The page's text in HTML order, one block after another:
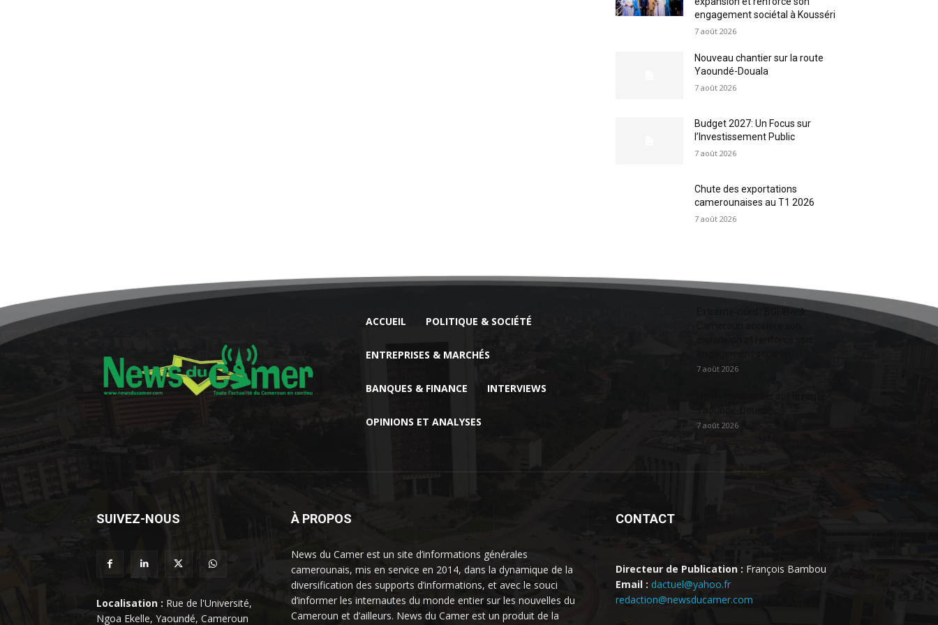
engagement sociétal à Kousséri
7 août 2026
Nouveau chantier sur la route
Yaoundé-Douala
7 août 2026
Budget 2027: Un Focus sur
l’Investissement Public
7 août 2026
Chute des exportations
camerounaises au T1 2026
7 août 2026
ACCUEIL POLITIQUE & SOCIÉTÉ
ENTREPRISES & MARCHÉS
BANQUES & FINANCE INTERVIEWS
OPINIONS ET ANALYSES
Extrême-nord : BGFIBank
7 août 2026
7 août 2026
SUIVEZ-NOUS
Localisation : Rue de l'Université,
Ngoa Ekelle, Yaoundé, Cameroun
À PROPOS
News du Camer est un site d’informations générales
camerounais, mis en service en 2014, dans la dynamique de la
diversification des supports d’informations, et avec le souci
d’informer les internautes du monde entier sur les nouvelles du
Cameroun et d’ailleurs. News du Camer est un produit de la
CONTACT
Directeur de Publication : François Bambou
Email : dactuel@yahoo.fr
redaction@newsducamer.com